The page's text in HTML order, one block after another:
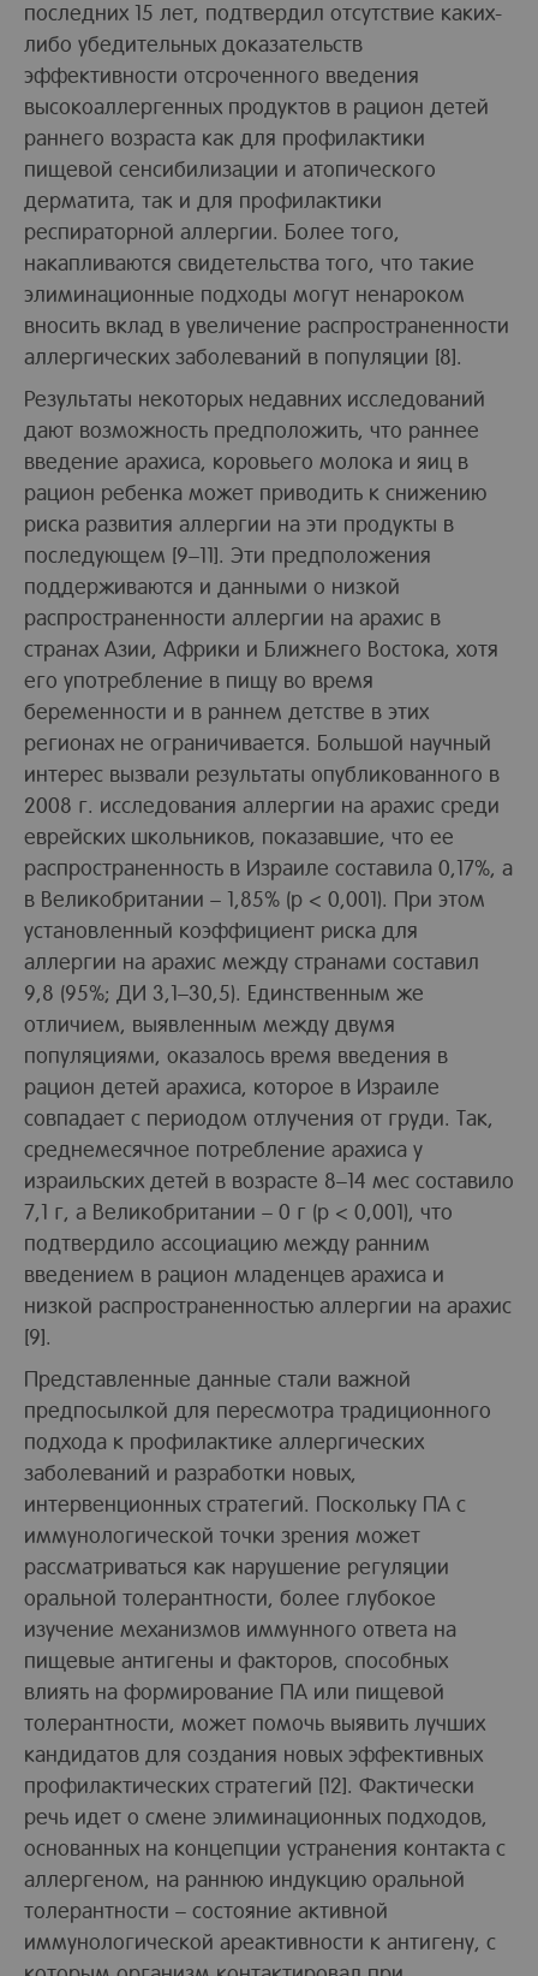
последних 15 лет, подтвердил отсутствие каких-
либо убедительных доказательств
эффективности отсроченного введения
высокоаллергенных продуктов в рацион детей
раннего возраста как для профилактики
пищевой сенсибилизации и атопического
дерматита, так и для профилактики
респираторной аллергии. Более того,
накапливаются свидетельства того, что такие
элиминационные подходы могут ненароком
вносить вклад в увеличение распространенности
аллергических заболеваний в популяции [8].
Результаты некоторых недавних исследований
дают возможность предположить, что раннее
введение арахиса, коровьего молока и яиц в
рацион ребенка может приводить к снижению
риска развития аллергии на эти продукты в
последующем [9–11]. Эти предположения
поддерживаются и данными о низкой
распространенности аллергии на арахис в
странах Азии, Африки и Ближнего Востока, хотя
его употребление в пищу во время
беременности и в раннем детстве в этих
регионах не ограничивается. Большой научный
интерес вызвали результаты опубликованного в
2008 г. исследования аллергии на арахис среди
еврейских школьников, показавшие, что ее
распространенность в Израиле составила 0,17%, а
в Великобритании – 1,85% (p < 0,001). При этом
установленный коэффициент риска для
аллергии на арахис между странами составил
9,8 (95%; ДИ 3,1–30,5). Единственным же
отличием, выявленным между двумя
популяциями, оказалось время введения в
рацион детей арахиса, которое в Израиле
совпадает с периодом отлучения от груди. Так,
среднемесячное потребление арахиса у
израильских детей в возрасте 8–14 мес составило
7,1 г, а Великобритании – 0 г (p < 0,001), что
подтвердило ассоциацию между ранним
введением в рацион младенцев арахиса и
низкой распространенностью аллергии на арахис
[9].
Представленные данные стали важной
предпосылкой для пересмотра традиционного
подхода к профилактике аллергических
заболеваний и разработки новых,
интервенционных стратегий. Поскольку ПА с
иммунологической точки зрения может
рассматриваться как нарушение регуляции
оральной толерантности, более глубокое
изучение механизмов иммунного ответа на
пищевые антигены и факторов, способных
влиять на формирование ПА или пищевой
толерантности, может помочь выявить лучших
кандидатов для создания новых эффективных
профилактических стратегий [12]. Фактически
речь идет о смене элиминационных подходов,
основанных на концепции устранения контакта с
аллергеном, на раннюю индукцию оральной
толерантности – состояние активной
иммунологической ареактивности к антигену, с